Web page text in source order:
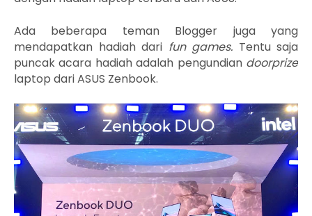
Ada beberapa teman Blogger juga yang
mendapatkan hadiah dari fun games. Tentu saja
puncak acara hadiah adalah pengundian doorprize
laptop dari ASUS Zenbook.